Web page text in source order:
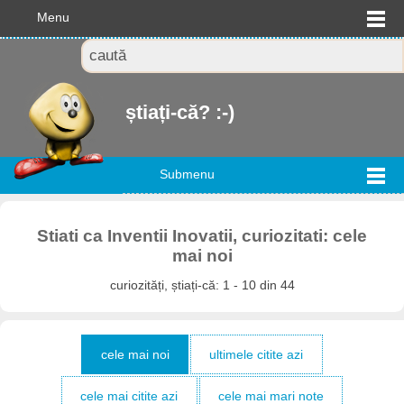
Menu
știați-că? :-)
Submenu
Stiati ca Inventii Inovatii, curiozitati: cele
mai noi
curiozități, știați-că: 1 - 10 din 44
cele mai noi ultimele citite azi
cele mai citite azi cele mai mari note